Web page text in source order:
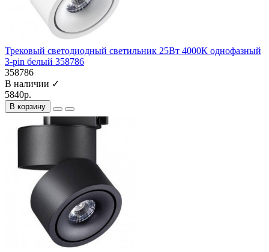
Трековый светодиодный светильник 25Вт 4000К однофазный
3-pin белый 358786
358786
В наличии ✓
5840р.
В корзину